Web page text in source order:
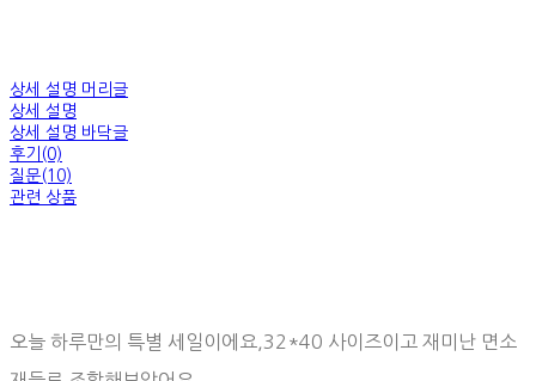
상세 설명 머리글
상세 설명
상세 설명 바닥글
후기(0)
질문(10)
관련 상품
오늘 하루만의 특별 세일이에요,32*40 사이즈이고 재미난 면소